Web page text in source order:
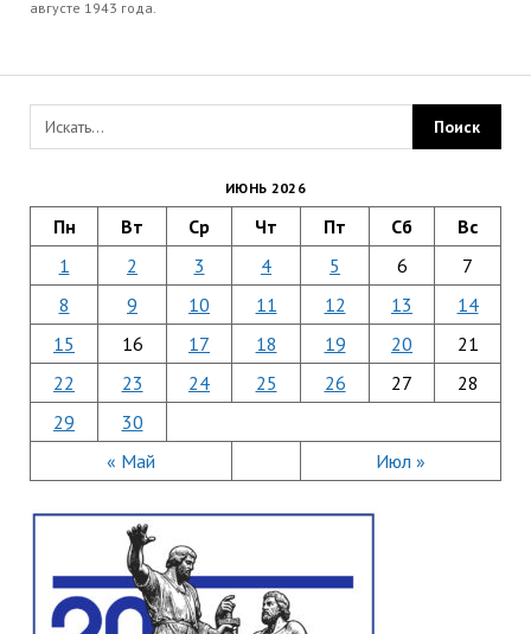
августе 1943 года.
ИЮНЬ 2026
Пн Вт Ср Чт Пт Сб Вс
« Май Июл »
1 2 3 4 5 6
7
8
9 10 11 12 13
14
15
16 17 18 19 20
21
22
23 24 25 26 27
28
29
30